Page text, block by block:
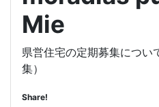
Mie
県営住宅の定期募集につ
集）
Share!